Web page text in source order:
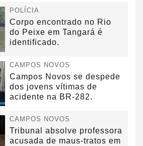
POLÍCIA
Corpo encontrado no Rio
do Peixe em Tangará é
identificado.
CAMPOS NOVOS
Campos Novos se despede
dos jovens vítimas de
acidente na BR-282.
CAMPOS NOVOS
Tribunal absolve professora
acusada de maus-tratos em